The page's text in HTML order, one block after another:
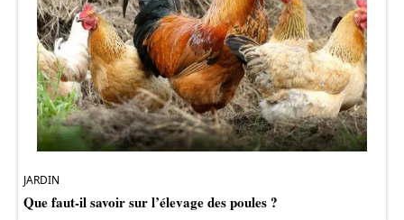
JARDIN
Que faut-il savoir sur l’élevage des poules ?